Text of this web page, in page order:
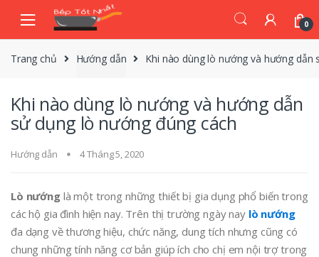
navigation
content
0
Trang chủ Hướng dẫn Khi nào dùng lò nướng và hướng
Khi nào dùng lò nướng và hướng dẫn
sử dụng lò nướng đúng cách
Hướng dẫn 4 Tháng 5, 2020
Lò nướnglà một trong những thiết bị gia dụng phổ biến trong
các hộ gia đình hiện nay. Trên thị trường ngày nay lò nướng
đa dạng về thương hiệu, chức năng, dung tích nhưng cũng có
chung những tính năng cơ bản giúp ích cho chị em nội trợ trong